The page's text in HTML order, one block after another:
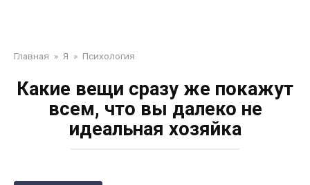
Главная » Я » Психология
Какие вещи сразу же покажут
всем, что вы далеко не
идеальная хозяйка